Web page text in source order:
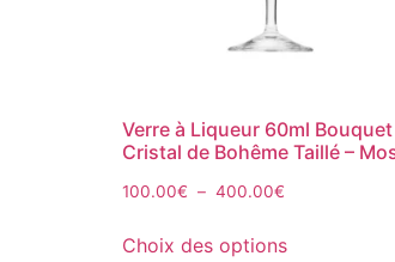
Verre à Liqueur 60ml
Cristal de Bohême Taillé –
100.00€ – 400.00€
Choix des options